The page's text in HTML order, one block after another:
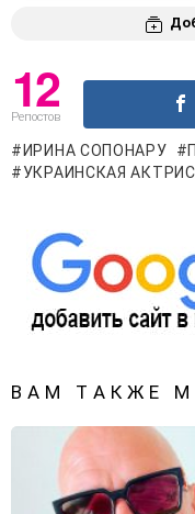
12
Репостов
ИРИНА СОПОНАРУ
УКРАИНСКАЯ
ВАМ ТАКЖЕ